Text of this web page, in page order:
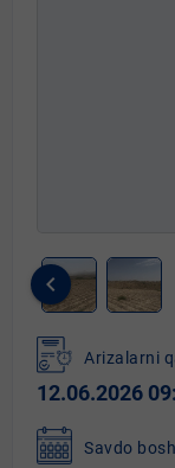
1
of
2
keyboard_arrow_left
Arizalarni
12.06.2026
Savdo